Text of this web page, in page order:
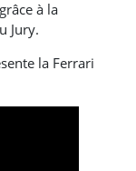
à la
Jury.
la Ferrari